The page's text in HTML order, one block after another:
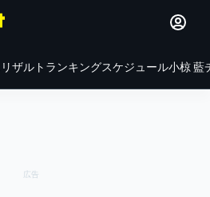
リザルト ランキングスケジュール小椋 藍